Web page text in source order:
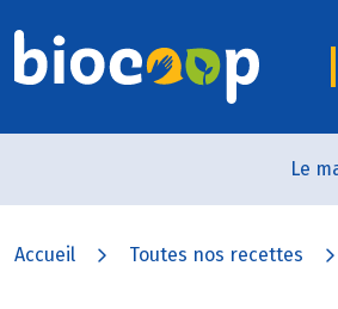
Le
Accueil Toutes nos recettes